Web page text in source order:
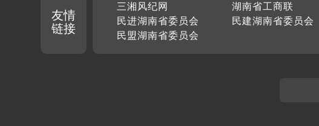
友情
链接
三湘风纪网 湖南省工商联
民进湖南省委员会
民建湖南省委员会
民盟湖南省委员会